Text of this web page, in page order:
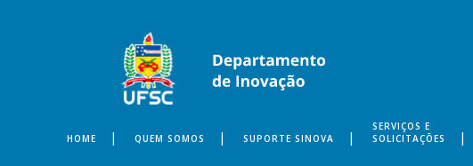
HOME QUEM SOMOS SUPORTE SINOVA
SERVIÇOS E
SOLICITAÇÕES